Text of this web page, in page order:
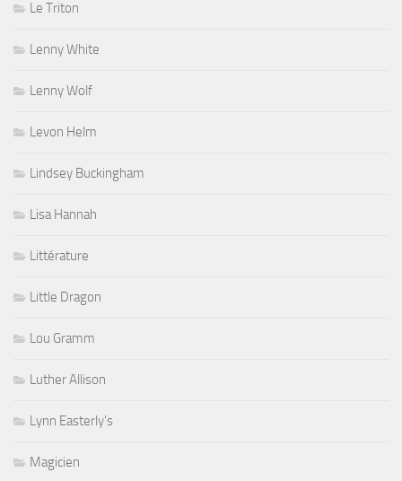
Le Triton
Lenny White
Lenny Wolf
Levon Helm
Lindsey Buckingham
Lisa Hannah
Littérature
Little Dragon
Lou Gramm
Luther Allison
Lynn Easterly's
Magicien